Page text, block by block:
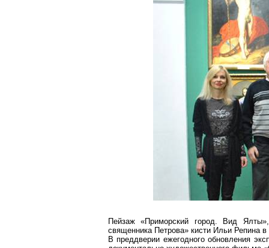
Пейзаж «Приморский город. Вид
священника Петрова» кисти Ильи Репина
В преддверии ежегодного обновления